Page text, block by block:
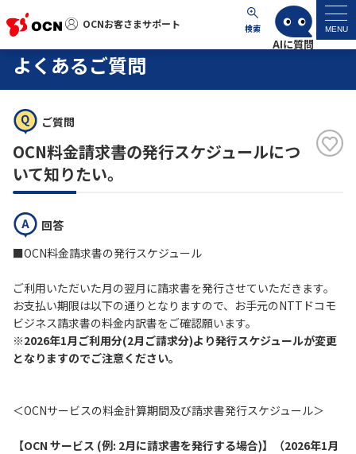
OCNお客さまサポート 検索 MENU
OCNお客さまサポート
サポートトップ
サービス名から探す
工事・故障情報
各種ダウンロード
お問い合わせ
お知らせ サポートサイトの使い方
よくあるご質問
ご質問
OCN料金請求書の発行スケジュールにつ
いて知りたい。
回答
■OCN料金請求書の発行スケジュール
ご利用いただいた月の翌月に請求書を発行させていただきます。
お支払い期限は以下の通りとなりますので、お手元のNTTドコモ
ビジネス請求書の料金内訳書をご確認願います。
※2026年1月ご利用分(2月ご請求分)より発行スケジュールが変更
となりますのでご注意ください。
＜OCNサービスの料金計算期間及び請求書発行スケジュール＞
【OCN サービス (例: 2月に請求書を発行する場合)】（2026年1月